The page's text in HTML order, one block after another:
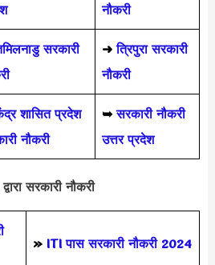
नौकरी
सरकारी
➜ त्रिपुरा सरकारी
नौकरी
शासित प्रदेश
नौकरी
➥ सरकारी नौकरी
उत्तर प्रदेश
द्वारा सरकारी नौकरी
» ITI पास सरकारी नौकरी 2024